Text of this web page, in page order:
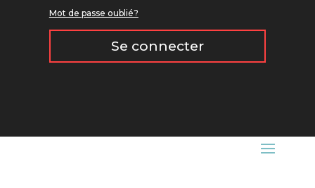
Mot de passe oublié?
Se connecter